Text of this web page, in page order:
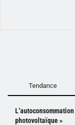
Tendance
photovoltaïque »